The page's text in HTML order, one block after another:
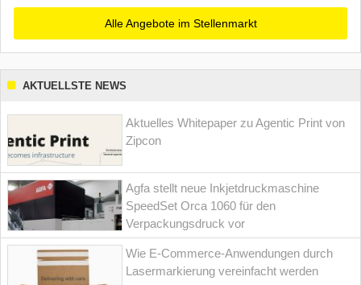
Alle Angebote im Stellenmarkt
AKTUELLSTE NEWS
Aktuelles Whitepaper zu Agentic Print von
Zipcon
Agfa stellt neue Inkjetdruckmaschine
SpeedSet Orca 1060 für den
Verpackungsdruck vor
Wie E-Commerce-Anwendungen durch
Lasermarkierung vereinfacht werden